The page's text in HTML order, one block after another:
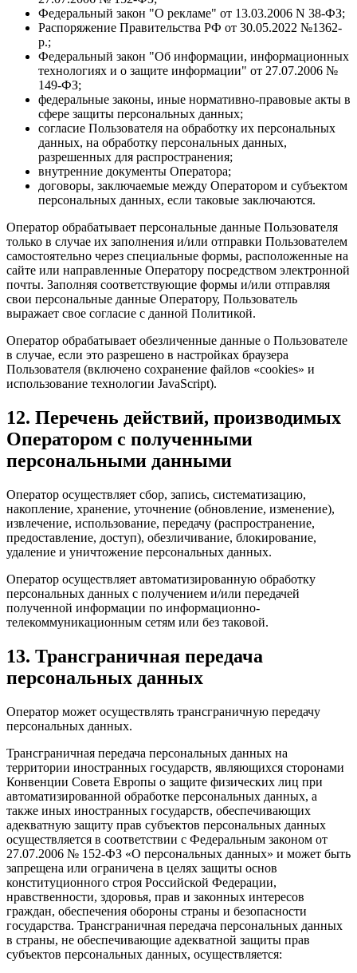
Федеральный закон "О рекламе" от 13.03.2006 N 38-ФЗ;
Распоряжение Правительства РФ от 30.05.2022 №1362-
р.;
Федеральный закон "Об информации, информационных
технологиях и о защите информации" от 27.07.2006 №
149-ФЗ;
федеральные законы, иные нормативно-правовые акты в
сфере защиты персональных данных;
согласие Пользователя на обработку их персональных
данных, на обработку персональных данных,
разрешенных для распространения;
внутренние документы Оператора;
договоры, заключаемые между Оператором и субъектом
персональных данных, если таковые заключаются.
Оператор обрабатывает персональные данные Пользователя
только в случае их заполнения и/или отправки Пользователем
самостоятельно через специальные формы, расположенные на
сайте или направленные Оператору посредством электронной
почты. Заполняя соответствующие формы и/или отправляя
свои персональные данные Оператору, Пользователь
выражает свое согласие с данной Политикой.
Оператор обрабатывает обезличенные данные о Пользователе
в случае, если это разрешено в настройках браузера
Пользователя (включено сохранение файлов «cookies» и
использование технологии JavaScript).
12. Перечень действий, производимых
Оператором с полученными
персональными данными
Оператор осуществляет сбор, запись, систематизацию,
накопление, хранение, уточнение (обновление, изменение),
извлечение, использование, передачу (распространение,
предоставление, доступ), обезличивание, блокирование,
удаление и уничтожение персональных данных.
Оператор осуществляет автоматизированную обработку
персональных данных с получением и/или передачей
полученной информации по информационно-
телекоммуникационным сетям или без таковой.
13. Трансграничная передача
персональных данных
Оператор может осуществлять трансграничную передачу
персональных данных.
Трансграничная передача персональных данных на
территории иностранных государств, являющихся сторонами
Конвенции Совета Европы о защите физических лиц при
автоматизированной обработке персональных данных, а
также иных иностранных государств, обеспечивающих
адекватную защиту прав субъектов персональных данных
осуществляется в соответствии с Федеральным законом от
27.07.2006 № 152-ФЗ «О персональных данных» и может быть
запрещена или ограничена в целях защиты основ
конституционного строя Российской Федерации,
нравственности, здоровья, прав и законных интересов
граждан, обеспечения обороны страны и безопасности
государства. Трансграничная передача персональных данных
в страны, не обеспечивающие адекватной защиты прав
субъектов персональных данных, осуществляется: